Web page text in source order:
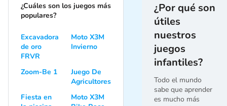
¿Por qué son
útiles
nuestros
juegos
infantiles?
Todo el mundo
sabe que aprender
es mucho más
¿Cuáles son los juegos más
populares?
Excavadora
de oro
FRVR
Moto X3M
Invierno
Zoom-Be 1
Juego De
Agricultores
Fiesta en
Moto X3M